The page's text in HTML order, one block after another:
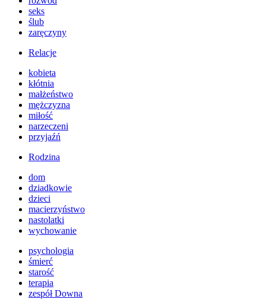
seks
ślub
zaręczyny
Relacje
kobieta
kłótnia
małżeństwo
mężczyzna
miłość
narzeczeni
przyjaźń
Rodzina
dom
dziadkowie
dzieci
macierzyństwo
nastolatki
wychowanie
psychologia
śmierć
starość
terapia
zespół Downa